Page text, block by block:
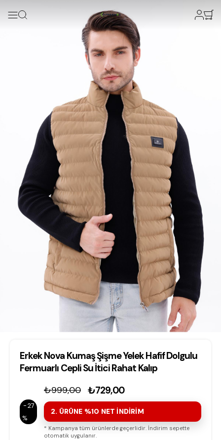
Erkek Nova Kumaş Şişme Yelek Hafif Dolgulu
Fermuarlı Cepli Su İtici Rahat Kalıp
27
₺999,00 ₺729,00
2. ÜRÜNE %10 NET İNDİRİM
* Kampanya tüm ürünlerde geçerlidir. İndirim sepette
otomatik uygulanır.